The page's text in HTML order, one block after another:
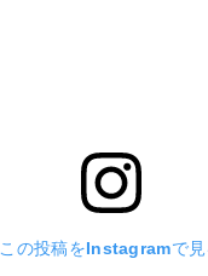
この投稿をInstagramで見